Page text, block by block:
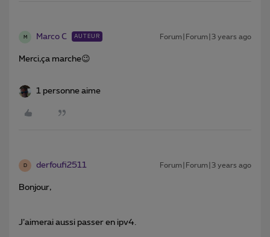
M Marco C AUTEUR Forum|Forum|3 years ago
Merci,ça marche😉
1 personne aime
D derfoufi2511 Forum|Forum|3 years ago
Bonjour,
J’aimerai aussi passer en ipv4.